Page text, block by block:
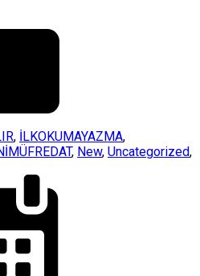
, İLKOKUMAYAZMA,
, New, Uncategorized,